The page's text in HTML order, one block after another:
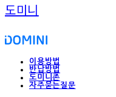
도미니
이용방법
반납방법
도미니존
자주묻는질문